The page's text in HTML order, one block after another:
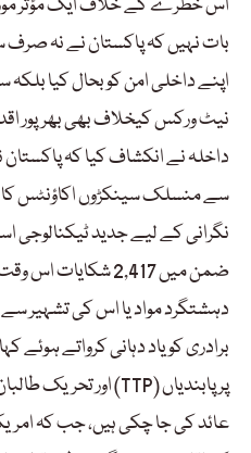
بات نہیں کہ پاکستان نے نہ صرف
اپنے داخلی امن کو بحال کیا
نیٹ ورکس کیخلاف بھی بھرپور
داخلہ نے انکشاف کیا کہ
سے منسلک سینکڑوں اکاؤنٹس کا
نگرانی کے لیے جدید ٹیکنالوجی
ضمن میں 2,417
دہشتگرد مواد یا اس کی تشہیر
برادری کو یاد دہانی کرواتے
عائد کی جا چکی ہیں، جب کہ